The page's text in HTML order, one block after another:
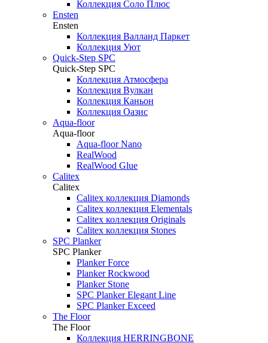
Коллекция Соло Плюс
Ensten
Ensten
Коллекция Валланд Паркет
Коллекция Уют
Quick-Step SPC
Quick-Step SPC
Коллекция Атмосфера
Коллекция Вулкан
Коллекция Каньон
Коллекция Оазис
Aqua-floor
Aqua-floor
Aqua-floor Nano
RealWood
RealWood Glue
Calitex
Calitex
Calitex коллекция Diamonds
Calitex коллекция Elementals
Calitex коллекция Originals
Calitex коллекция Stones
SPC Planker
SPC Planker
Planker Force
Planker Rockwood
Planker Stone
SPC Planker Elegant Line
SPC Planker Exceed
The Floor
The Floor
Коллекция HERRINGBONE